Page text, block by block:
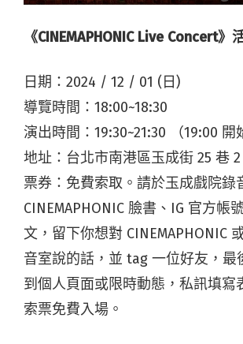
《CINEMAPHONIC Live Concert》
日期：2024 / 12 / 01 (日)
導覽時間：18:00~18:30
演出時間：19:30~21:30 （19:00 開
地址：台北市南港區玉成街 25 巷
票券：免費索取。請於玉成戲院錄
CINEMAPHONIC 臉書、IG 官方帳
文，留下你想對 CINEMAPHONIC
音室說的話，並 tag 一位好友，最
到個人頁面或限時動態，私訊填寫
索票免費入場。